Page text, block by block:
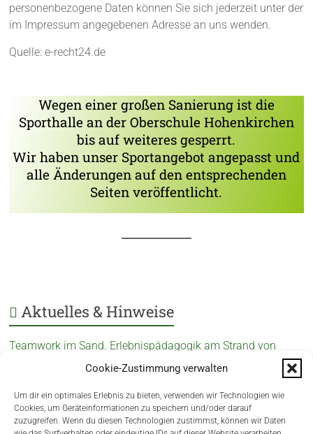
Cookie-Zustimmung verwalten
Um dir ein optimales Erlebnis zu bieten, verwenden wir Technologien wie
Cookies, um Geräteinformationen zu speichern und/oder darauf
zuzugreifen. Wenn du diesen Technologien zustimmst, können wir Daten
personenbezogene Daten können Sie sich jederzeit unter der
im Impressum angegebenen Adresse an uns wenden.
Quelle: e-recht24.de
Wegen einer großen Sanierung ist die
Sporthalle an der Oberschule Hohenkirchen
bis auf weiteres gesperrt.
Wir haben unser Sportangebot angepasst und
alle Änderungen auf den entsprechenden
Seiten veröffentlicht.
Aktuelles & Hinweise
Teamwork im Sand. Erlebnispädagogik am Strand von
Jiu-Jitsu Gürtelprüfung beim Budo Club Hohenkirchen